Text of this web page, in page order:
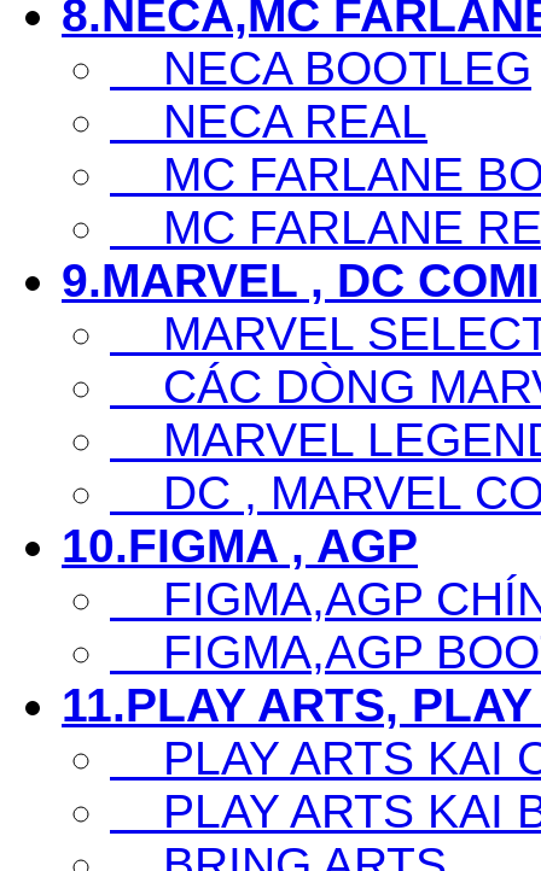
8.NECA,MC
NECA BOOTLEG
NECA REAL
MC FARLANE
MC FARLANE
9.MARVEL , DC
MARVEL
CÁC DÒNG
MARVEL
DC , MARVEL
10.FIGMA , AGP
FIGMA,AGP
FIGMA,AGP
11.PLAY ARTS,
PLAY ARTS KAI
PLAY ARTS KAI